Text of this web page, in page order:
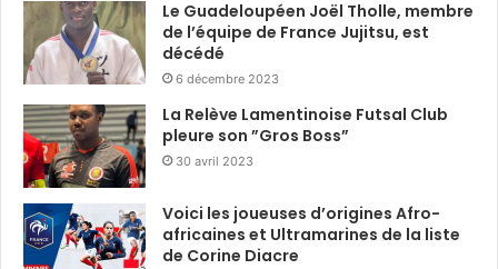
Le Guadeloupéen Joël Tholle, membre
de l’équipe de France Jujitsu, est
décédé
6 décembre 2023
La Relève Lamentinoise Futsal Club
pleure son ”Gros Boss”
30 avril 2023
Voici les joueuses d’origines Afro-
africaines et Ultramarines de la liste
de Corine Diacre